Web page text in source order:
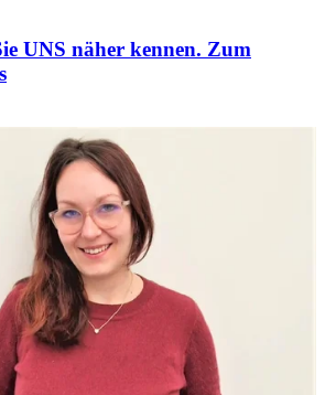
UNS näher kennen. Zum